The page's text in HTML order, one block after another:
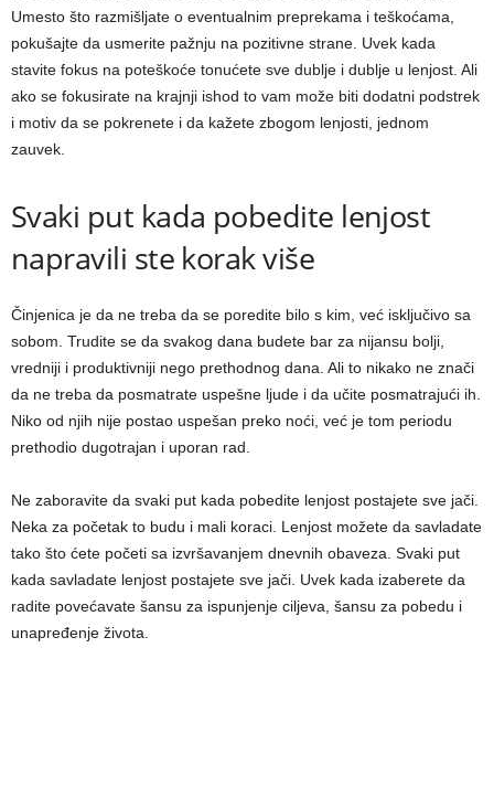
Umesto što razmišljate o eventualnim preprekama i teškoćama,
pokušajte da usmerite pažnju na pozitivne strane. Uvek kada
stavite fokus na poteškoće tonućete sve dublje i dublje u lenjost. Ali
ako se fokusirate na krajnji ishod to vam može biti dodatni podstrek
i motiv da se pokrenete i da kažete zbogom lenjosti, jednom
zauvek.
Svaki put kada pobedite lenjost
napravili ste korak više
Činjenica je da ne treba da se poredite bilo s kim, već isključivo sa
sobom. Trudite se da svakog dana budete bar za nijansu bolji,
vredniji i produktivniji nego prethodnog dana. Ali to nikako ne znači
da ne treba da posmatrate uspešne ljude i da učite posmatrajući ih.
Niko od njih nije postao uspešan preko noći, već je tom periodu
prethodio dugotrajan i uporan rad.
Ne zaboravite da svaki put kada pobedite lenjost postajete sve jači.
Neka za početak to budu i mali koraci. Lenjost možete da savladate
tako što ćete početi sa izvršavanjem dnevnih obaveza. Svaki put
kada savladate lenjost postajete sve jači. Uvek kada izaberete da
radite povećavate šansu za ispunjenje ciljeva, šansu za pobedu i
unapređenje života.